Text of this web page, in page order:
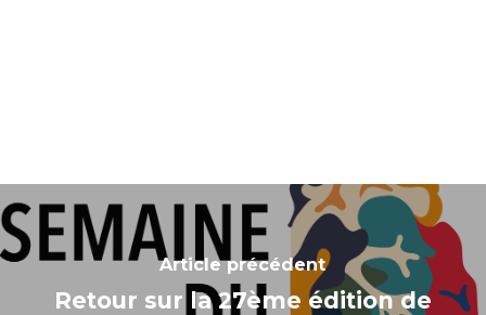
Article précédent
Retour sur la 27ème édition de